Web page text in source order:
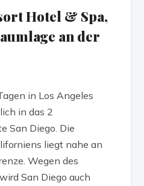
Hotel & Spa,
an der
in Los Angeles
in das 2
San Diego. Die
liegt nahe an
Wegen des
San Diego auch